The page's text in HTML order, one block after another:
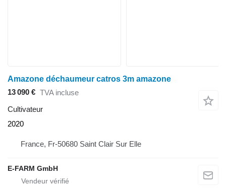
Amazone déchaumeur catros 3m amazone
13 090 € TVA incluse
Cultivateur
2020
France, Fr-50680 Saint Clair Sur Elle
E-FARM GmbH